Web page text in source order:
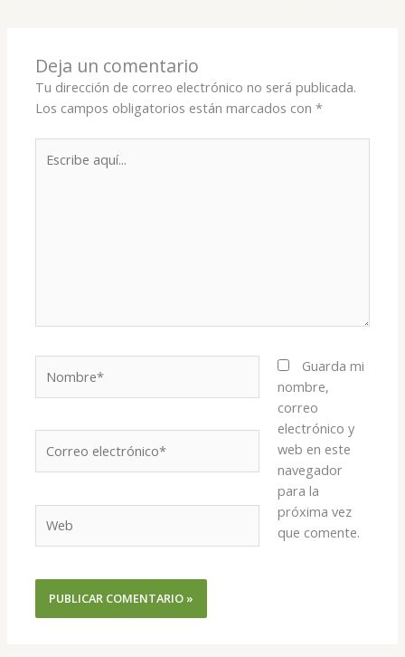
Deja un comentario
Tu dirección de correo electrónico no será publicada.
Los campos obligatorios están marcados con*
aquí...
electrónico*
Guarda mi
nombre,
correo
electrónico y
web en este
navegador
para la
próxima vez
que comente.